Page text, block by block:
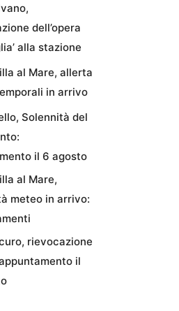
dell’opera
alla stazione
al Mare, allerta
in arrivo
Solennità del
il 6 agosto
al Mare,
meteo in arrivo:
rievocazione
il